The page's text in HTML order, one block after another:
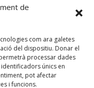
de
com ara galetes
del dispositiu. Donar el
processar dades
únics en
pot afectar
i funcions.